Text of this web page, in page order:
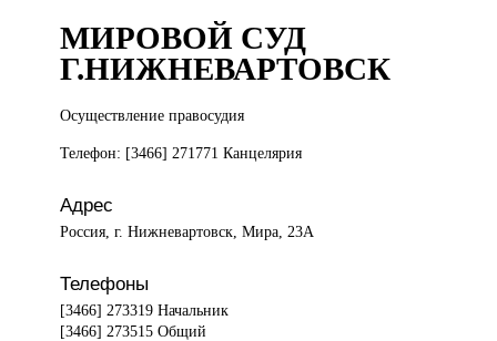
МИРОВОЙ СУД
Г.НИЖНЕВАРТОВСК
Осуществление правосудия
Телефон: [3466] 271771 Канцелярия
Адрес
Россия, г. Нижневартовск, Мира, 23А
Телефоны
[3466] 273319 Начальник
[3466] 273515 Общий